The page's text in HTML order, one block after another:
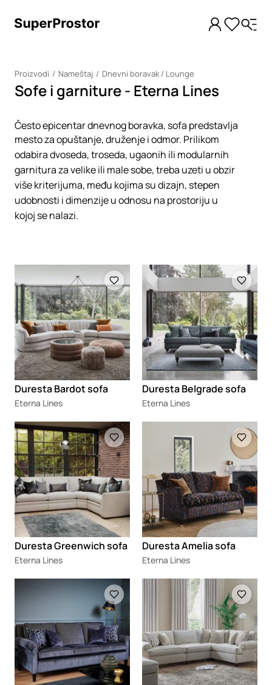
Proizvodi Nameštaj Dnevni boravak / Lounge
Sofe i garniture - Eterna Lines
Često epicentar dnevnog boravka, sofa predstavlja
mesto za opuštanje, druženje i odmor. Prilikom
odabira dvoseda, troseda, ugaonih ili modularnih
garnitura za velike ili male sobe, treba uzeti u obzir
više kriterijuma, među kojima su dizajn, stepen
udobnosti i dimenzije u odnosu na prostoriju u
kojoj se nalazi.
Duresta Bardot sofa
Eterna Lines
Loading
Duresta Belgrade sofa
Eterna Lines
Loading
Duresta Greenwich sofa
Eterna Lines
Duresta Amelia sofa
Eterna Lines
Loading